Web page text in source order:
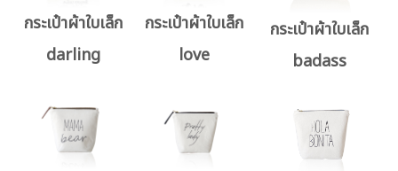
กระเป๋าผ้าใบเล็ก
darling
กระเป๋าผ้าใบเล็ก
love
กระเป๋าผ้าใบเล็ก
badass